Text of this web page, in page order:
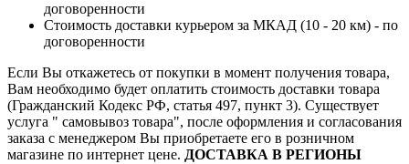
договоренности
Стоимость доставки курьером за МКАД (10 - 20 км) - по
договоренности
Если Вы откажетесь от покупки в момент получения товара,
Вам необходимо будет оплатить стоимость доставки товара
(Гражданский Кодекс РФ, статья 497, пункт 3). Существует
услуга " самовывоз товара", после оформления и согласования
заказа с менеджером Вы приобретаете его в розничном
магазине по интернет цене. ДОСТАВКА В РЕГИОНЫ